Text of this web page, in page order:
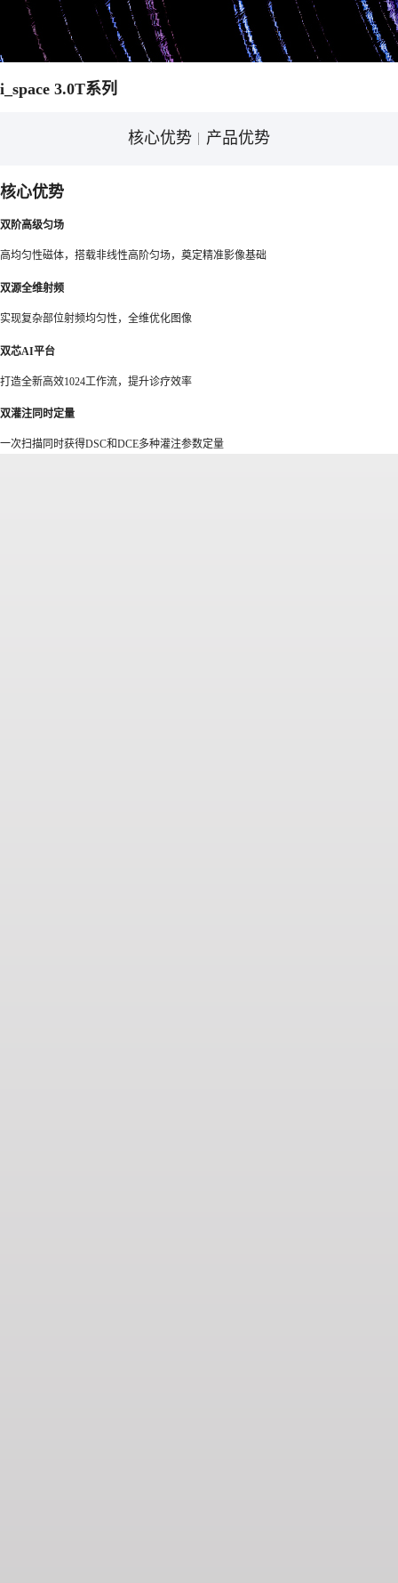
i_space 3.0T系列
核心优势 产品优势
核心优势
双阶高级匀场
高均匀性磁体，搭载非线性高阶匀场，奠定精准影像基础
双源全维射频
实现复杂部位射频均匀性，全维优化图像
双芯AI平台
打造全新高效1024工作流，提升诊疗效率
双灌注同时定量
一次扫描同时获得DSC和DCE多种灌注参数定量